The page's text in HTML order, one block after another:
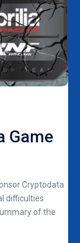
Game
Cryptodata
difficulties
of the